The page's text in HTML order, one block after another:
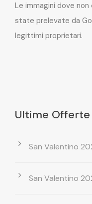
Le immagini dove
state prelevate da
legittimi proprietari.
Ultime Offerte
San Valentino
San Valentino